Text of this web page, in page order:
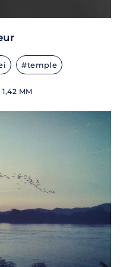
#temple
1,42 MM